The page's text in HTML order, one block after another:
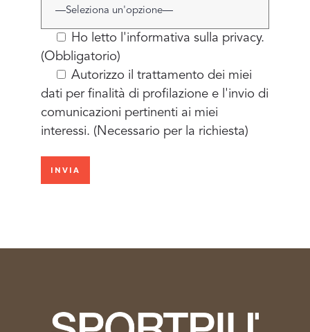
Ho letto l'informativa sulla privacy.
(Obbligatorio)
Autorizzo il trattamento dei miei
dati per finalità di profilazione e l'invio di
comunicazioni pertinenti ai miei
interessi. (Necessario per la richiesta)
prega
di